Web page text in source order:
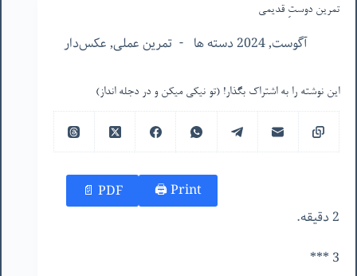
تمرین دوستِ قدیمی
آگوست, 2024 دسته ها تمرین عملی,عکس‌دار
این نوشته را به اشتراک بگذار! (تو نیکی میکن و در دجله انداز)
Print 🖨
PDF 📄
2 دقیقه.
3 ***